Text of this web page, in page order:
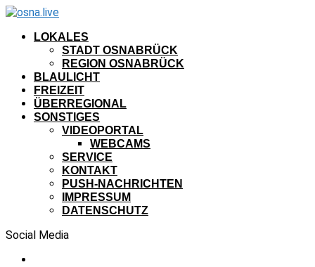
LOKALES
STADT OSNABRÜCK
REGION OSNABRÜCK
BLAULICHT
FREIZEIT
ÜBERREGIONAL
SONSTIGES
VIDEOPORTAL
WEBCAMS
SERVICE
KONTAKT
PUSH-NACHRICHTEN
IMPRESSUM
DATENSCHUTZ
Social Media